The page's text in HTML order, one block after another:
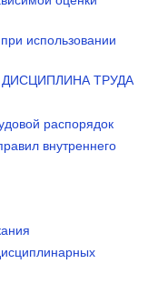
использовании
ДИСЦИПЛИНА ТРУДА
распорядок
внутреннего